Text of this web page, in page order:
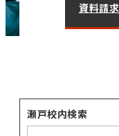
瀬戸校内検索
資料請